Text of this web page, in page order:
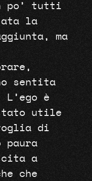
po’ tutti
la
ma
sentita
è
utile
di
paura
a
che